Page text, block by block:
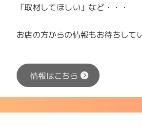
「取材してほしい」など・・・
お店の方からの情報もお待ちして
情報はこちら